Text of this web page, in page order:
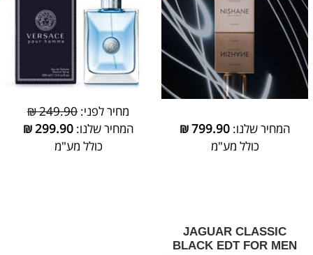
המחיר שלנו: 799.90
₪
כולל מע"מ
מחיר לפני: 249.90 ₪
המחיר שלנו: 299.90
₪
כולל מע"מ
JAGUAR CLASSIC
BLACK EDT FOR MEN